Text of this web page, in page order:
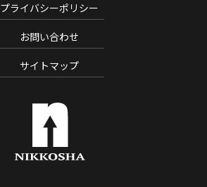
プライバシーポリシー
お問い合わせ
サイトマップ